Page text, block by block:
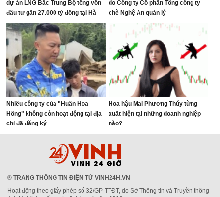
dự án LNG Bắc Trung Bộ tổng vốn
đầu tư gần 27.000 tỷ đồng tại Hà
Tĩnh
do Công ty Cổ phần Tổng công ty
chè Nghệ An quản lý
Nhiều công ty của "Huấn Hoa
Hồng" không còn hoạt động tại địa
chỉ đã đăng ký
Hoa hậu Mai Phương Thúy từng
xuất hiện tại những doanh nghiệp
nào?
® TRANG THÔNG TIN ĐIỆN TỬ VINH24H.VN
Hoạt động theo giấy phép số 32/GP-TTĐT, do Sở Thông tin và Truyền thông